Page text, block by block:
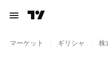
マーケット ギリシャ 株